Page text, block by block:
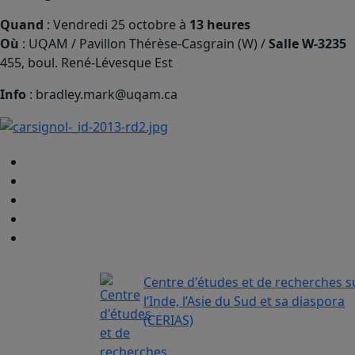
Quand : Vendredi 25 octobre à 13 heures
Où : UQAM / Pavillon Thérèse-Casgrain (W) /Salle W-3235
455, boul. René-Lévesque Est
Info : bradley.mark@uqam.ca
Centre d'études et de recherches
l’Inde, l’Asie du Sud et sa diaspora
(CERIAS)